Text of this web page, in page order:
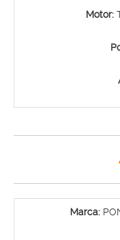
Motor:
Marca: